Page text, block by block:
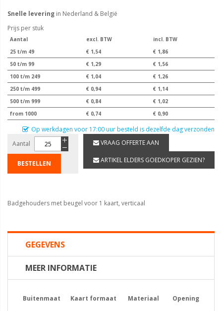
Snelle levering in Nederland & België
Prijs per stuk
Aantal excl. BTW
incl. BTW
25 t/m 49
€ 1,54
€ 1,86
50 t/m 99
€ 1,29
€ 1,56
100 t/m 249
€ 1,04
€ 1,26
250 t/m 499
€ 0,94
€ 1,14
500 t/m 999
€ 0,84
€ 1,02
from 1000
€ 0,74 € 0,90
Op werkdagen voor 17:00 uur besteld is dezelfde dag verzonden
Aantal
BESTELLEN
VRAAG OFFERTE AAN
ARTIKEL ELDERS GOEDKOPER GEZIEN?
Badgehouders met beugel voor 1 kaart, verticaal
GEGEVENS
MEER INFORMATIE
Buitenmaat Kaart formaat Materiaal Opening